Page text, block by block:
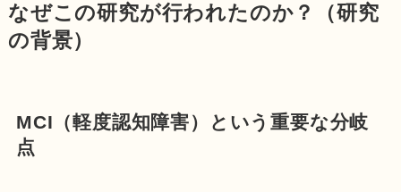
なぜこの研究が行われたのか？（研究
の背景）
MCI（軽度認知障害）という重要な分岐
点